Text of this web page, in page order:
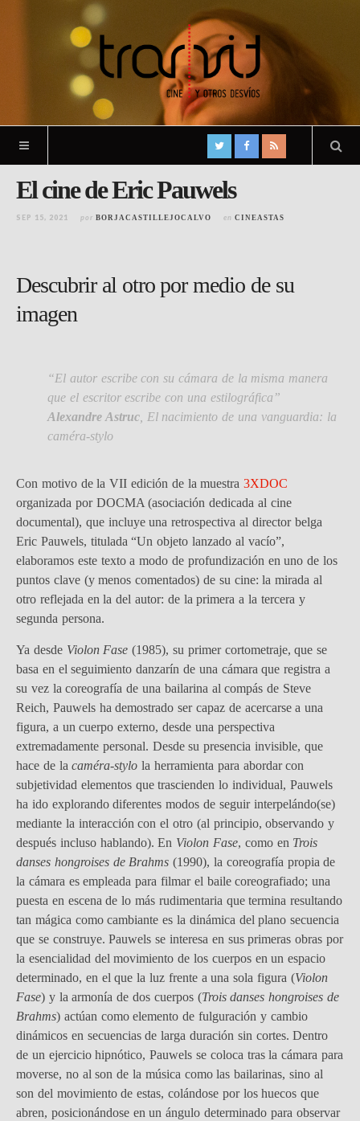
El cine de Eric Pauwels
SEP 15, 2021 por BORJACASTILLEJOCALVO en CINEASTAS
Descubrir al otro por medio de su
imagen
“El autor escribe con su cámara de la misma manera
que el escritor escribe con una estilográfica”
Alexandre Astruc, El nacimiento de una vanguardia: la
caméra-stylo
Con motivo de la VII edición de la muestra3XDOC
organizada por DOCMA (asociación dedicada al cine
documental), que incluye una retrospectiva al director belga
Eric Pauwels, titulada “Un objeto lanzado al vacío”,
elaboramos este texto a modo de profundización en uno de los
puntos clave (y menos comentados) de su cine: la mirada al
otro reflejada en la del autor: de la primera a la tercera y
segunda persona.
Ya desde Violon Fase (1985), su primer cortometraje, que se
basa en el seguimiento danzarín de una cámara que registra a
su vez la coreografía de una bailarina al compás de Steve
Reich, Pauwels ha demostrado ser capaz de acercarse a una
figura, a un cuerpo externo, desde una perspectiva
extremadamente personal. Desde su presencia invisible, que
hace de lacaméra-stylo la herramienta para abordar con
subjetividad elementos que trascienden lo individual, Pauwels
ha ido explorando diferentes modos de seguir interpelándo(se)
mediante la interacción con el otro (al principio, observando y
después incluso hablando). En Violon Fase, como en Trois
danses hongroises de Brahms (1990), la coreografía propia de
la cámara es empleada para filmar el baile coreografiado; una
puesta en escena de lo más rudimentaria que termina resultando
tan mágica como cambiante es la dinámica del plano secuencia
que se construye. Pauwels se interesa en sus primeras obras por
la esencialidad del movimiento de los cuerpos en un espacio
determinado, en el que la luz frente a una sola figura (Violon
Fase) y la armonía de dos cuerpos (Trois danses hongroises de
Brahms) actúan como elemento de fulguración y cambio
dinámicos en secuencias de larga duración sin cortes. Dentro
de un ejercicio hipnótico, Pauwels se coloca tras la cámara para
moverse, no al son de la música como las bailarinas, sino al
son del movimiento de estas, colándose por los huecos que
abren, posicionándose en un ángulo determinado para observar